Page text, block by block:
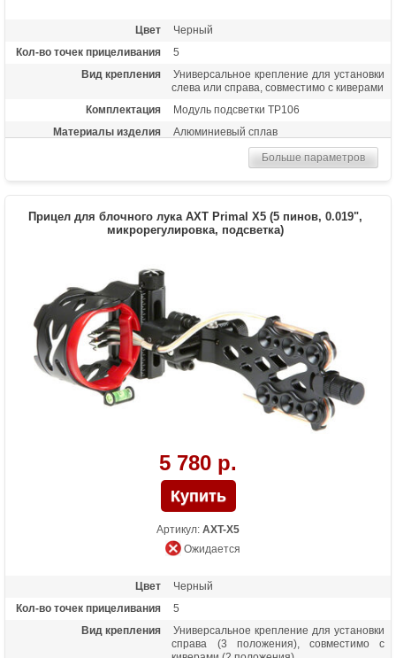
Цвет
Черный
Кол-во точек прицеливания
5
Вид крепления
Универсальное крепление для установки
слева или справа, совместимо с киверами
Комплектация
Модуль подсветки TP106
Материалы изделия
Алюминиевый сплав
Яркие удлиненные метки из оптоволокна
толщиной 0.019 дюйма, металлические
пины, пузырьковый уровень, регулировка
по 3 осям, возможность
кольцо, настройка без использования
инструментов
Больше параметров
Прицел для блочного лука AXT Primal X5 (5 пинов, 0.019",
микрорегулировка, подсветка)
5 780 р.
Артикул: AXT-X5
Ожидается
Цвет
Черный
Кол-во точек прицеливания
5
Вид крепления
Универсальное крепление для установки
справа (3 положения), совместимо с